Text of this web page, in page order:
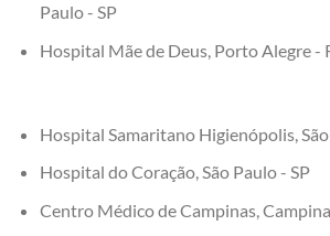
Paulo - SP
Hospital Mãe de Deus, Porto Alegre -
Hospital Samaritano Higienópolis,
Hospital do Coração, São Paulo - SP
Centro Médico de Campinas,